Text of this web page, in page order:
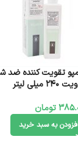
تقویت کننده ضد
میلی لیتر
تومان
به سبد خرید